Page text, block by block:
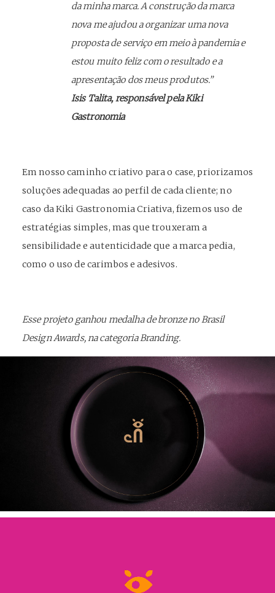
da minha marca. A construção da marca
nova me ajudou a organizar uma nova
proposta de serviço em meio à pandemia e
estou muito feliz com o resultado e a
apresentação dos meus produtos.”
Isis Talita, responsável pela Kiki
Gastronomia
Em nosso caminho criativo para o case, priorizamos
soluções adequadas ao perfil de cada cliente; no
caso da Kiki Gastronomia Criativa, fizemos uso de
estratégias simples, mas que trouxeram a
sensibilidade e autenticidade que a marca pedia,
como o uso de carimbos e adesivos.
Esse projeto ganhou medalha de bronze no Brasil
Design Awards, na categoria Branding.